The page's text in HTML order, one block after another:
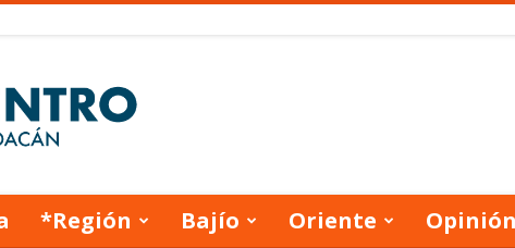
*Región Bajío Oriente Opinión